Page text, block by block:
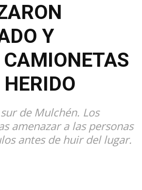
Y
de Mulchén. Los
amenazar a las personas
antes de huir del lugar.